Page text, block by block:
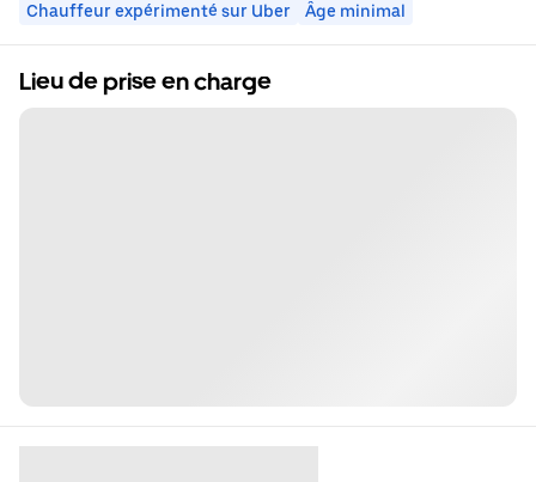
Chauffeur expérimenté sur Uber Âge minimal
Lieu de prise en charge